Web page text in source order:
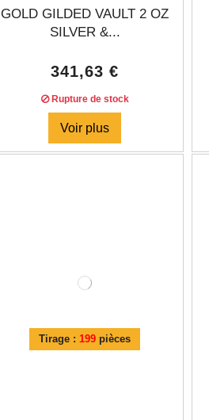
GOLD GILDED VAULT 2 OZ
SILVER &...
341,63 €
Rupture de stock
Voir plus
Tirage :199 pièces